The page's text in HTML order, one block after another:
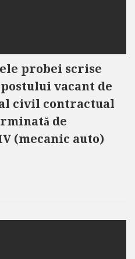
probei scrise
vacant de
civil contractual
de
(mecanic auto)